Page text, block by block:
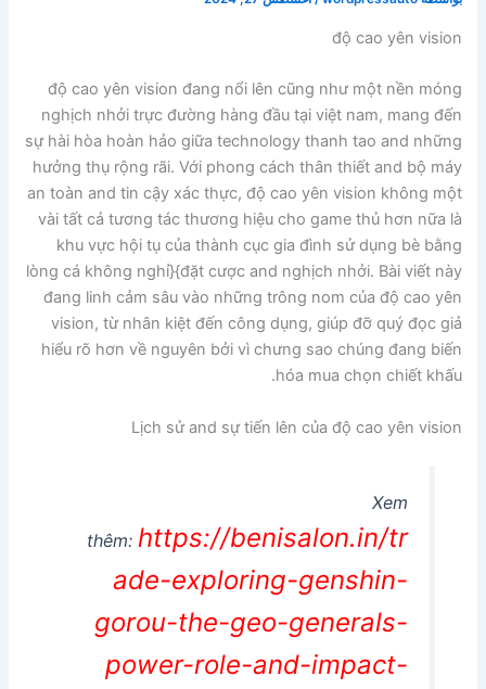
độ cao yên vision
độ cao yên vision đang nổi lên cũng như một nền móng
nghịch nhởi trực đường hàng đầu tại việt nam, mang đến
sự hài hòa hoàn hảo giữa technology thanh tao and những
hưởng thụ rộng rãi. Với phong cách thân thiết and bộ máy
an toàn and tin cậy xác thực, độ cao yên vision không một
vài tất cả tương tác thương hiệu cho game thủ hơn nữa là
khu vực hội tụ của thành cục gia đình sử dụng bè bằng
lòng cá không nghỉ}{đặt cược and nghịch nhởi. Bài viết này
đang linh cảm sâu vào những trông nom của độ cao yên
vision, từ nhân kiệt đến công dụng, giúp đỡ quý đọc giả
hiểu rõ hơn về nguyên bởi vì chưng sao chúng đang biến
hóa mua chọn chiết khấu.
Lịch sử and sự tiến lên của độ cao yên vision
Xem
thêm: https://benisalon.in/tr
ade-exploring-genshin-
gorou-the-geo-generals-
power-role-and-impact-